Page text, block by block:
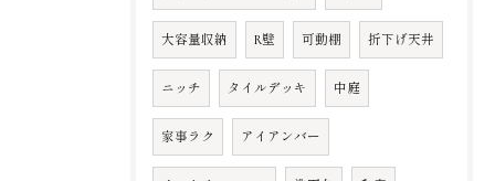
大容量収納 R壁 可動棚 折下げ天井
ニッチ タイルデッキ 中庭
家事ラク アイアンバー